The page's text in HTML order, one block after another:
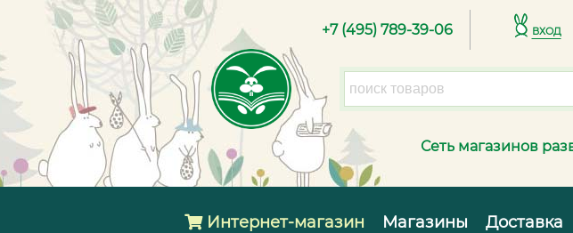
+7 (495) 789-39-06 вход
Сеть магазинов
Интернет-магазин Магазины Доставка